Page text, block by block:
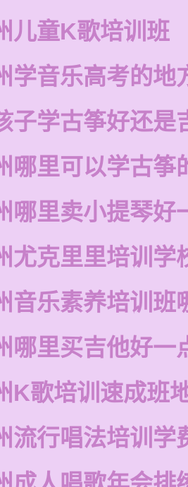
儿童K歌培训班
学音乐高考的地
子学古筝好还是
哪里可以学古筝
哪里卖小提琴好
尤克里里培训学
音乐素养培训班
哪里买吉他好一
K歌培训速成班
流行唱法培训学